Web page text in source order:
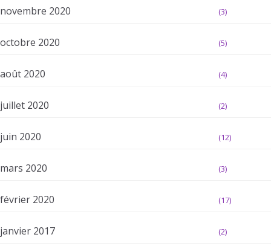
novembre 2020 (3)
octobre 2020 (5)
août 2020 (4)
juillet 2020 (2)
juin 2020 (12)
mars 2020 (3)
février 2020 (17)
janvier 2017 (2)